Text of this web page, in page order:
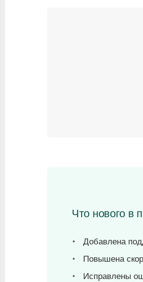
Что нового в
Добавлена
Повышена
Исправлены